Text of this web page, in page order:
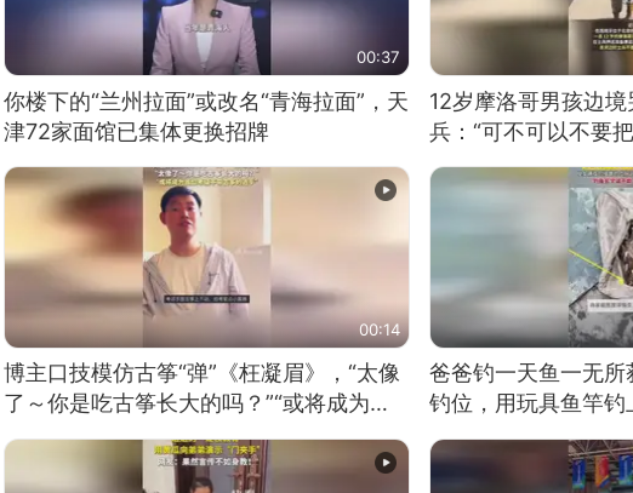
00:37
你楼下的“兰州拉面”或改名“青海拉面”，天
津72家面馆已集体更换招牌
12岁摩洛哥男孩边
兵：“可不可以不要
00:14
博主口技模仿古筝“弹”《枉凝眉》，“太像
了～你是吃古筝长大的吗？”“或将成为首
位考级不带古筝的选手。”（来源：新华每
爸爸钓一天鱼一无
钓位，用玩具鱼竿钓